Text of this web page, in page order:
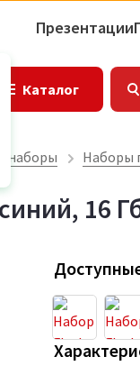
Презентации
Каталог
наборы Наборы
16